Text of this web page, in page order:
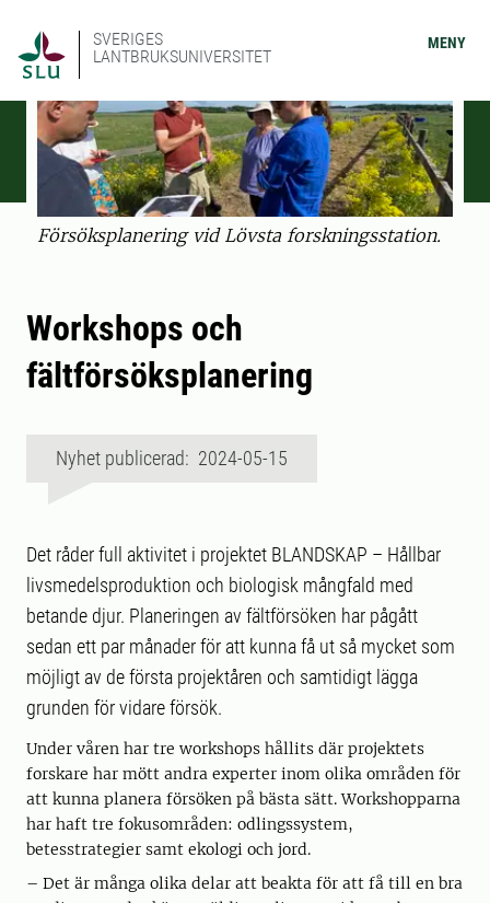
SVERIGES
LANTBRUKSUNIVERSITET
MENY
Försöksplanering vid Lövsta forskningsstation.
Workshops och
fältförsöksplanering
Nyhet publicerad: 2024-05-15
Det råder full aktivitet i projektet BLANDSKAP – Hållbar
livsmedelsproduktion och biologisk mångfald med
betande djur. Planeringen av fältförsöken har pågått
sedan ett par månader för att kunna få ut så mycket som
möjligt av de första projektåren och samtidigt lägga
grunden för vidare försök.
Under våren har tre workshops hållits där projektets
forskare har mött andra experter inom olika områden för
att kunna planera försöken på bästa sätt. Workshopparna
har haft tre fokusområden: odlingssystem,
betesstrategier samt ekologi och jord.
– Det är många olika delar att beakta för att få till en bra